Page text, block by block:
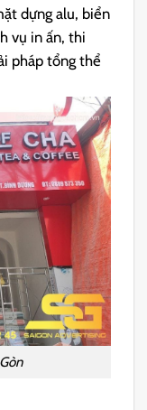
dựng alu, biển
vụ in ấn, thi
pháp tổng thể